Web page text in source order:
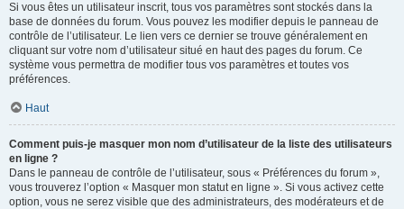
Si vous êtes un utilisateur inscrit, tous vos paramètres sont stockés dans la
base de données du forum. Vous pouvez les modifier depuis le panneau de
contrôle de l’utilisateur. Le lien vers ce dernier se trouve généralement en
cliquant sur votre nom d’utilisateur situé en haut des pages du forum. Ce
système vous permettra de modifier tous vos paramètres et toutes vos
préférences.
Haut
Comment puis-je masquer mon nom d’utilisateur de la liste des utilisateurs
en ligne ?
Dans le panneau de contrôle de l’utilisateur, sous « Préférences du forum »,
vous trouverez l’option « Masquer mon statut en ligne ». Si vous activez cette
option, vous ne serez visible que des administrateurs, des modérateurs et de